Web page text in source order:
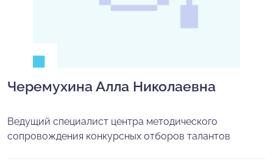
Черемухина Алла Николаевна
Ведущий специалист центра методического
сопровождения конкурсных отборов талантов